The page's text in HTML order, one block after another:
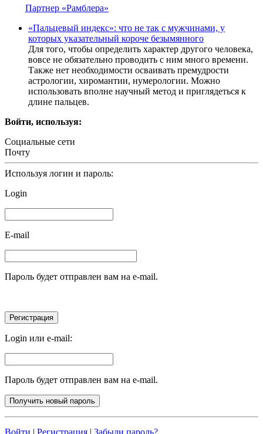
Партнер «Рамблера»
«Пальцевый индекс»: что не так с мужчинами, у
которых указательный короче безымянного
Для того, чтобы определить характер другого человека,
вовсе не обязательно проводить с ним много времени.
Также нет необходимости осваивать премудрости
астрологии, хиромантии, нумерологии. Можно
использовать вполне научный метод и приглядеться к
длине пальцев.
Войти, используя:
Социальные сети
Почту
Используя логин и пароль:
Login
E-mail
Пароль будет отправлен вам на e-mail.
Login или e-mail:
Пароль будет отправлен вам на e-mail.
Войти | Регистрация | Забыли пароль?